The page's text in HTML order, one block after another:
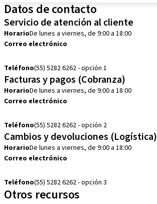
Datos de contacto
Servicio de atención al cliente
HorarioDe lunes a viernes, de 9:00 a 18:00
Correo electrónico
Teléfono(55) 5282 6262 - opción 1
Facturas y pagos (Cobranza)
HorarioDe lunes a viernes, de 9:00 a 18:00
Correo electrónico
Teléfono(55) 5282 6262 - opción 2
Cambios y devoluciones (Logística)
HorarioDe lunes a viernes, de 9:00 a 18:00
Correo electrónico
Teléfono(55) 5282 6262 - opción 3
Otros recursos